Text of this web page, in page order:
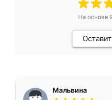
На основе
Мальвина